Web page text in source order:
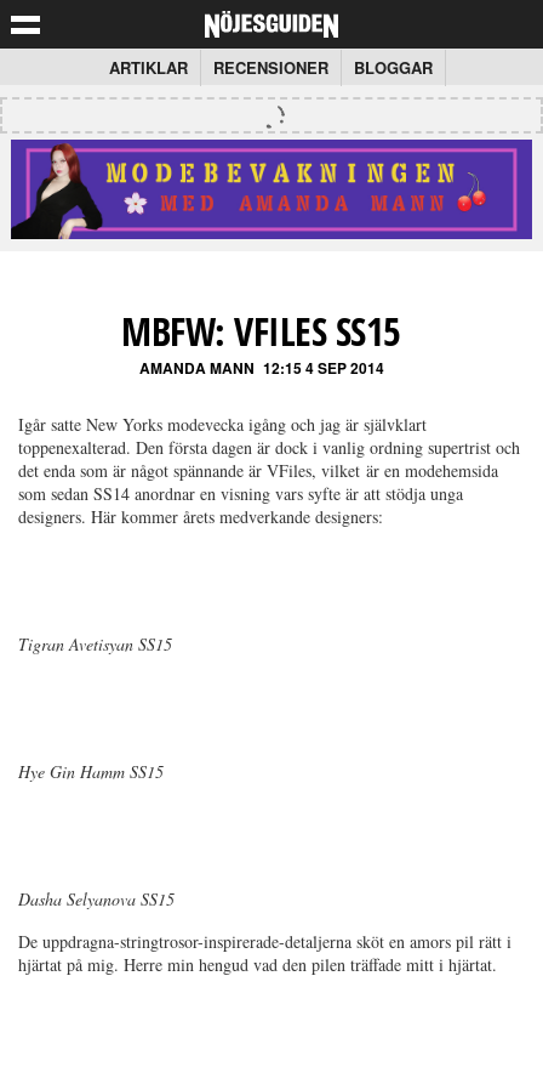
ARTIKLAR RECENSIONER BLOGGAR
MBFW: VFILES SS15
AMANDA MANN 12:15 4 SEP 2014
Igår satte New Yorks modevecka igång och jag är självklart
toppenexalterad. Den första dagen är dock i vanlig ordning supertrist och
det enda som är något spännande är VFiles, vilket är en modehemsida
som sedan SS14 anordnar en visning vars syfte är att stödja unga
designers. Här kommer årets medverkande designers:
Tigran Avetisyan SS15
Hye Gin Hamm SS15
Dasha Selyanova SS15
De uppdragna-stringtrosor-inspirerade-detaljerna sköt en amors pil rätt i
hjärtat på mig. Herre min hengud vad den pilen träffade mitt i hjärtat.